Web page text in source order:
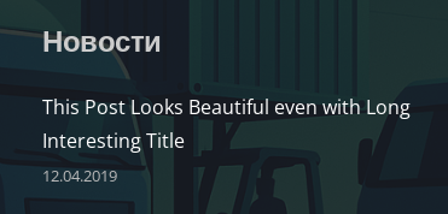
Новости
This Post Looks Beautiful even with Long
Interesting Title
12.04.2019